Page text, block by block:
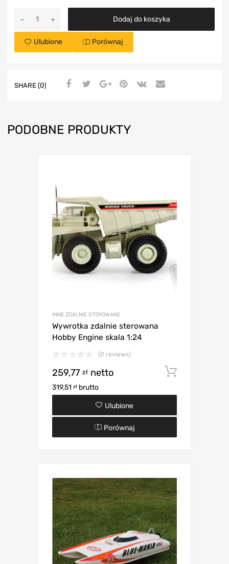
Dodaj do koszyka
Ulubione Porównaj
SHARE (0)
PODOBNE PRODUKTY
INNE ZDALNIE STEROWANE
Wywrotka zdalnie sterowana
Hobby Engine skala 1:24
(0 reviews)
259,77 zł netto
319,51 zł brutto
Ulubione
Porównaj